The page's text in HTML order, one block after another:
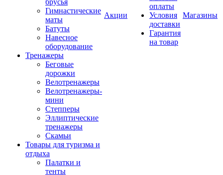
брусья
Гимнастические
маты
Батуты
Навесное
оборудование
Тренажеры
Беговые
дорожки
Велотренажеры
Велотренажеры-
мини
Степперы
Эллиптические
тренажеры
Скамьи
Товары для туризма и
отдыха
Палатки и
тенты
Акции
оплаты
Условия
доставки
Гарантия
на товар
Магазины